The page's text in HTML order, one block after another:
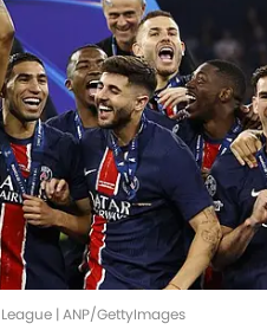
| ANP/GettyImages